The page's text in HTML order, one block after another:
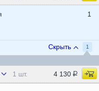
1
Скрыть 1
двигателя
1 шт. 4 130